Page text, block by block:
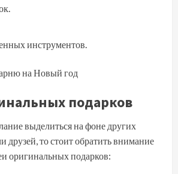
инструментов.
подарков
выделиться на фоне других
друзей, то стоит обратить внимание
оригинальных подарков: